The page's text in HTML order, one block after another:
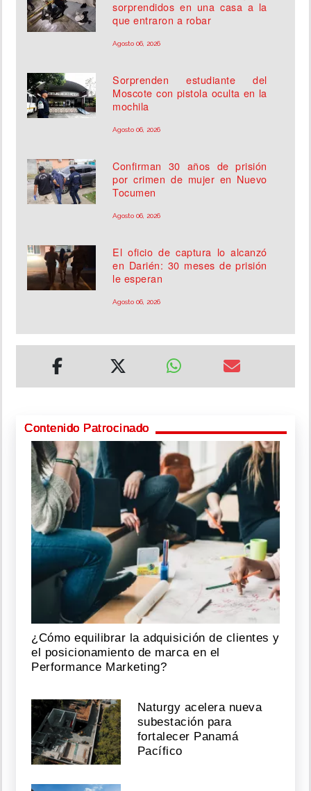
sorprendidos en una casa a la
que entraron a robar
Agosto 06, 2026
Sorprenden estudiante del
Moscote con pistola oculta en la
mochila
Agosto 06, 2026
Confirman 30 años de prisión
por crimen de mujer en Nuevo
Tocumen
Agosto 06, 2026
El oficio de captura lo alcanzó
en Darién: 30 meses de prisión
le esperan
Agosto 06, 2026
Contenido Patrocinado
¿Cómo equilibrar la adquisición de clientes y
el posicionamiento de marca en el
Performance Marketing?
Naturgy acelera nueva
subestación para
fortalecer Panamá
Pacífico